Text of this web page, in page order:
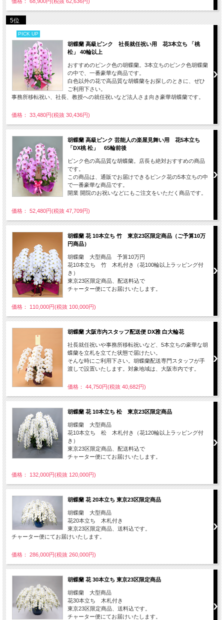
5位
PICK UP
胡蝶蘭 高級ピンク 社長就任祝い用 花3本立ち 「桃
松」 40輪以上
おすすめのピンク色の胡蝶蘭。3本立ちのピンク色胡蝶蘭
の中で、一番豪華な商品です。
白色以外の花で高品質な胡蝶蘭をお探しのときに、ぜひ
ご利用下さい。
事務所移転祝い、社長、教授への就任祝いなど法人さま向き豪華胡蝶蘭です。
価格： 33,480円(税抜 30,436円)
胡蝶蘭 高級ピンク 芸能人の楽屋見舞い用 花5本立ち
「DX桃 松」 65輪前後
ピンク色の高品質な胡蝶蘭。店長も絶対おすすめの商品
です。
この商品は、通販でお届けできるピンク花の5本立ちの中
で一番豪華な商品です。
開業 開院のお祝いなどにもご注文をいただく商品です。
価格： 52,480円(税抜 47,709円)
胡蝶蘭 花 10本立ち 竹 東京23区限定商品（ご予算10万
円商品）
胡蝶蘭 大型商品 予算10万円
花10本立ち 竹 木札付き（花100輪以上ラッピング付
き）
東京23区限定商品、配送料込で
チャーター便にてお届けいたします。
価格： 110,000円(税抜 100,000円)
胡蝶蘭 大阪市内スタッフ配送便 DX雅 白大輪花
社長就任祝いや事務所移転祝いなど、5本立ちの豪華な胡
蝶蘭を立札を立てた状態で届けたい。
そんな時にご利用下さい。胡蝶蘭配送専門スタッフが手
渡しで設置いたします。対象地域は、大阪市内です。
価格： 44,750円(税抜 40,682円)
胡蝶蘭 花 10本立ち 松 東京23区限定商品
胡蝶蘭 大型商品
花10本立ち 松 木札付き（花120輪以上ラッピング付
き）
東京23区限定商品、配送料込で
チャーター便にてお届けいたします。
価格： 132,000円(税抜 120,000円)
胡蝶蘭 花 20本立ち 東京23区限定商品
胡蝶蘭 大型商品
花20本立ち 木札付き
東京23区限定商品、送料込です。
チャーター便にてお届けいたします。
価格： 286,000円(税抜 260,000円)
胡蝶蘭 花 30本立ち 東京23区限定商品
胡蝶蘭 大型商品
花30本立ち 木札付き
東京23区限定商品、送料込です。
チャーター便にてお届けいたします。